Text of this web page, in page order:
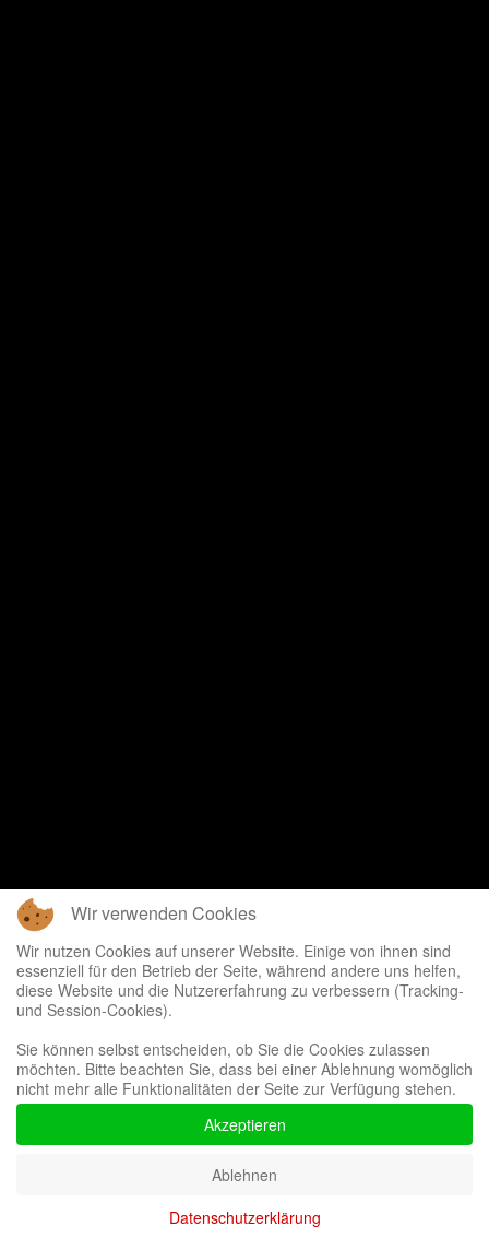
Wir verwenden Cookies
Wir nutzen Cookies auf unserer Website. Einige von ihnen sind
essenziell für den Betrieb der Seite, während andere uns helfen,
diese Website und die Nutzererfahrung zu verbessern (Tracking-
und Session-Cookies).
Sie können selbst entscheiden, ob Sie die Cookies zulassen
möchten. Bitte beachten Sie, dass bei einer Ablehnung womöglich
nicht mehr alle Funktionalitäten der Seite zur Verfügung stehen.
Akzeptieren
Ablehnen
Datenschutzerklärung